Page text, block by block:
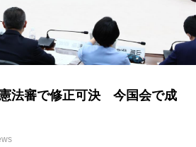
法審で修正可決 今国会で成